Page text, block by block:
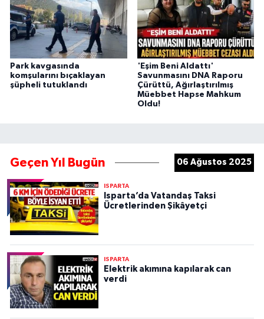
Park kavgasında
komşularını bıçaklayan
şüpheli tutuklandı
'Eşim Beni Aldattı'
Savunmasını DNA Raporu
Çürüttü, Ağırlaştırılmış
Müebbet Hapse Mahkum
Oldu!
Geçen Yıl Bugün 06 Ağustos 2025
ISPARTA
Isparta’da Vatandaş Taksi
Ücretlerinden Şikâyetçi
ISPARTA
Elektrik akımına kapılarak can
verdi